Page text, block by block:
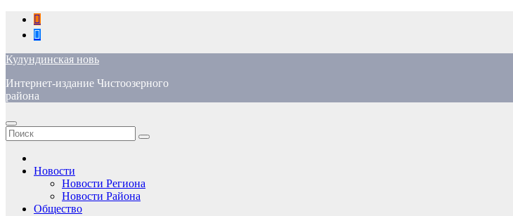
Перейти
содержимому
Кулундинская новь
Интернет-издание Чистоозерного
района
Новости
Новости Региона
Новости Района
Общество